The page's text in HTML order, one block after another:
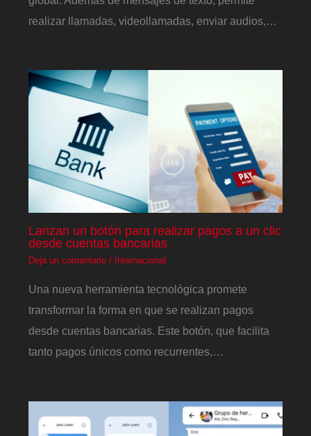
realizar llamadas, videollamadas, enviar audios,…
Lanzan un botón para realizar pagos a un clic
desde cuentas bancarias
Deja un comentario / Internacional
Una nueva herramienta tecnológica promete
transformar la forma en que se realizan pagos
desde cuentas bancarias. Este botón, que facilita
tanto pagos únicos como recurrentes,…